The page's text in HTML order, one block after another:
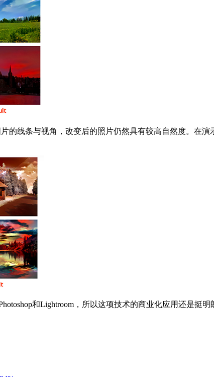
线条与视角，改变后的照片仍然具有较高自然度。在演
和Lightroom，所以这项技术的商业化应用还是挺明